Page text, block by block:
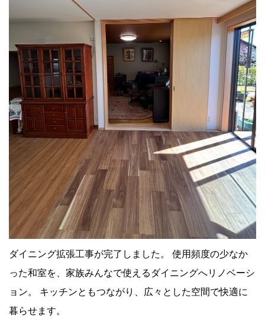
ダイニング拡張工事が完了しました。 使用頻度の少なか
った和室を、家族みんなで使えるダイニングへリノベーシ
ョン。 キッチンともつながり、広々とした空間で快適に
暮らせます。